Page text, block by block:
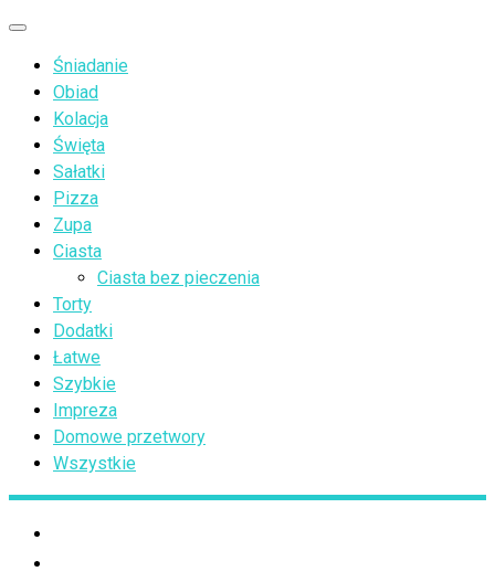
Przejdź
treści
Menu
Śniadanie
Obiad
Kolacja
Święta
Sałatki
Pizza
Zupa
Ciasta
Ciasta bez pieczenia
Torty
Dodatki
Łatwe
Szybkie
Impreza
Domowe przetwory
Wszystkie